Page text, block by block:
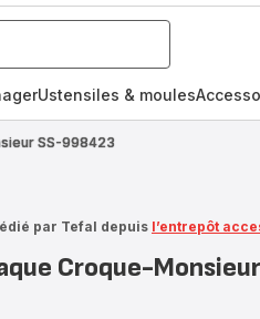
Ustensiles & moules
SS-998423
par Tefal depuis l’entrepôt
Croque-